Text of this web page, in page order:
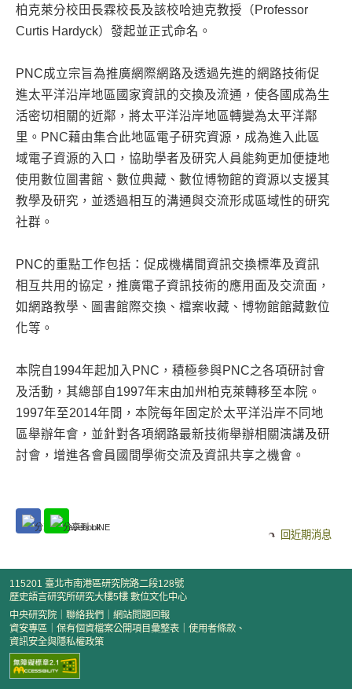
柏克萊分校田長霖校長及該校哈迪克教授（Professor
Curtis Hardyck）發起並正式命名。
PNC成立宗旨為推廣網際網路及透過先進的網路技術促
進太平洋沿岸地區國家資訊的交換及流通，使各國成為生
活密切相關的近鄰，將太平洋沿岸地區轉變為太平洋鄰
里。PNC藉由集合此地區電子研究資源，成為進入此區
域電子資源的入口，協助學者及研究人員能夠更加便捷地
使用數位圖書館、數位典藏、數位博物館的資源以支援其
教學及研究，並透過相互的溝通與交流形成區域性的研究
社群。
PNC的重點工作包括：促成機構間資訊交換標準及資訊
相互共用的協定，推廣電子資訊技術的應用面及交流面，
如網路教學、圖書館際交換、檔案收藏、博物館館藏數位
化等。
本院自1994年起加入PNC，積極參與PNC之各項研討會
及活動，其總部自1997年末由加州柏克萊轉移至本院。
1997年至2014年間，本院每年固定於太平洋沿岸不同地
區舉辦年會，並針對各項網路最新技術舉辦相關演講及研
討會，增進各會員國間學術交流及資訊共享之機會。
回近期消息
115201 臺北市南港區研究院路二段128號
歷史語言研究所研究大樓5樓 數位文化中心
中央研究院
聯絡我們
網站問題回報
資安專區
保有個資檔案公開項目彙整表
使用者條款、
資訊安全與隱私權政策